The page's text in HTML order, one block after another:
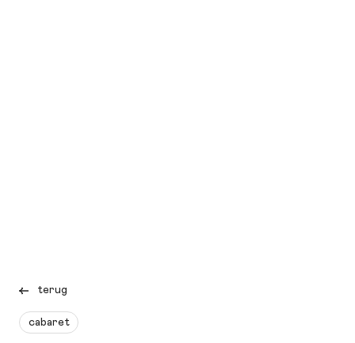
terug
cabaret